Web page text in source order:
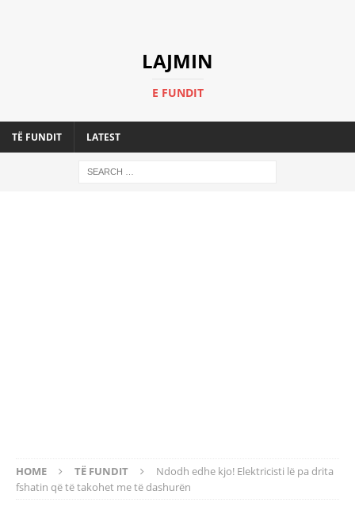
LAJMIN
E FUNDIT
TË FUNDIT LATEST
HOME TË FUNDIT
Ndodh edhe kjo! Elektricisti lë pa drita
fshatin që të takohet me të dashurën